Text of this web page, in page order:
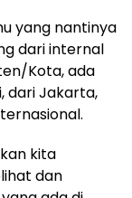
yang nantinya
dari internal
Kota, ada
dari Jakarta,
kita
dan